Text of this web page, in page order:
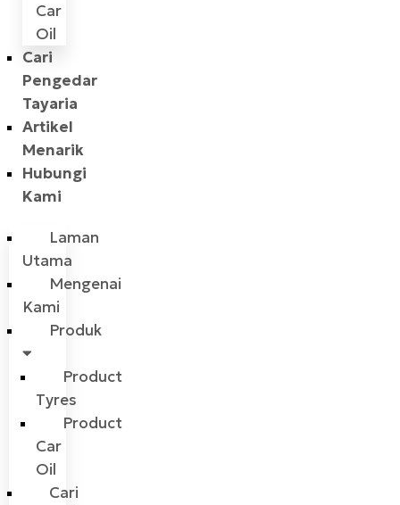
Car
Oil
Cari
Pengedar
Tayaria
Artikel
Menarik
Hubungi
Kami
Laman
Utama
Mengenai
Kami
Produk
Product
Tyres
Product
Car
Oil
Cari